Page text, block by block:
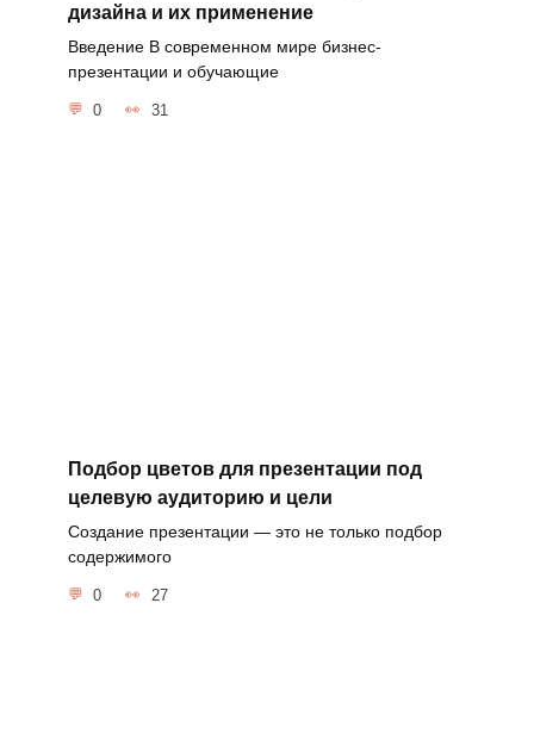
дизайна и их применение
Введение В современном мире бизнес-
презентации и обучающие
0 31
Подбор цветов для презентации под
целевую аудиторию и цели
Создание презентации — это не только подбор
содержимого
0 27